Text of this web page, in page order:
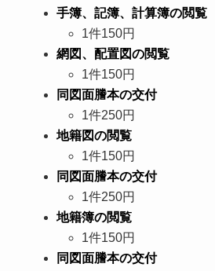
手簿、記簿、計算簿の閲覧
1件150円
網図、配置図の閲覧
1件150円
同図面謄本の交付
1件250円
地籍図の閲覧
1件150円
同図面謄本の交付
1件250円
地籍簿の閲覧
1件150円
同図面謄本の交付